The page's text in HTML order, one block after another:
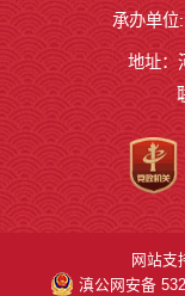
承办单位
地址：
网站支
滇公网安备